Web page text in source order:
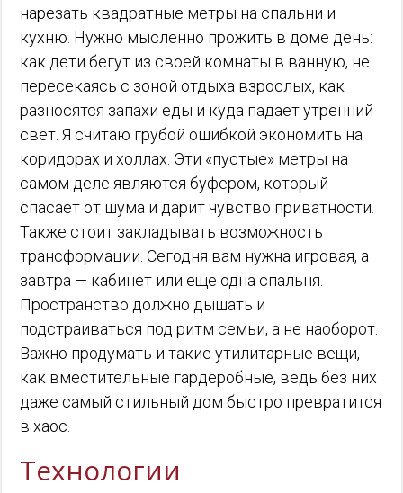
нарезать квадратные метры на спальни и
кухню. Нужно мысленно прожить в доме день:
как дети бегут из своей комнаты в ванную, не
пересекаясь с зоной отдыха взрослых, как
разносятся запахи еды и куда падает утренний
свет. Я считаю грубой ошибкой экономить на
коридорах и холлах. Эти «пустые» метры на
самом деле являются буфером, который
спасает от шума и дарит чувство приватности.
Также стоит закладывать возможность
трансформации. Сегодня вам нужна игровая, а
завтра — кабинет или еще одна спальня.
Пространство должно дышать и
подстраиваться под ритм семьи, а не наоборот.
Важно продумать и такие утилитарные вещи,
как вместительные гардеробные, ведь без них
даже самый стильный дом быстро превратится
в хаос.
Технологии